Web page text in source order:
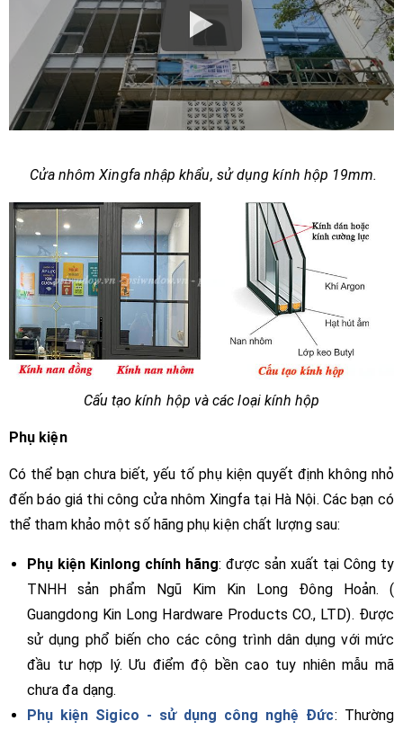
Cửa nhôm Xingfa nhập khẩu, sử dụng kính hộp 19mm.
Cấu tạo kính hộp và các loại kính hộp
Phụ kiện
Có thể bạn chưa biết, yếu tố phụ kiện quyết định không nhỏ
đến báo giá thi công cửa nhôm Xingfa tại Hà Nội. Các bạn có
thể tham khảo một số hãng phụ kiện chất lượng sau:
Phụ kiện Kinlong chính hãng: được sản xuất tại Công ty
TNHH sản phẩm Ngũ Kim Kin Long Đông Hoản. (
Guangdong Kin Long Hardware Products CO., LTD). Được
sử dụng phổ biến cho các công trình dân dụng với mức
đầu tư hợp lý. Ưu điểm độ bền cao tuy nhiên mẫu mã
chưa đa dạng.
Phụ kiện Sigico - sử dụng công nghệ Đức: Thường